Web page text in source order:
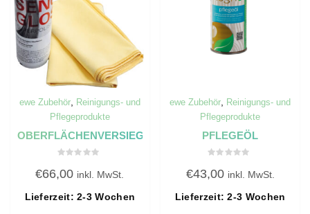
ewe Zubehör, Reinigungs- und
Pflegeprodukte
OBERFLÄCHENVERSIEGELUNG
mit
0
5
€66,00 inkl. MwSt.
Lieferzeit: 2-3 Wochen
ewe Zubehör Reinigungs- und
Pflegeprodukte
PFLEGEÖL
mit
0
5
€43,00 inkl. MwSt.
Lieferzeit: 2-3 Wochen